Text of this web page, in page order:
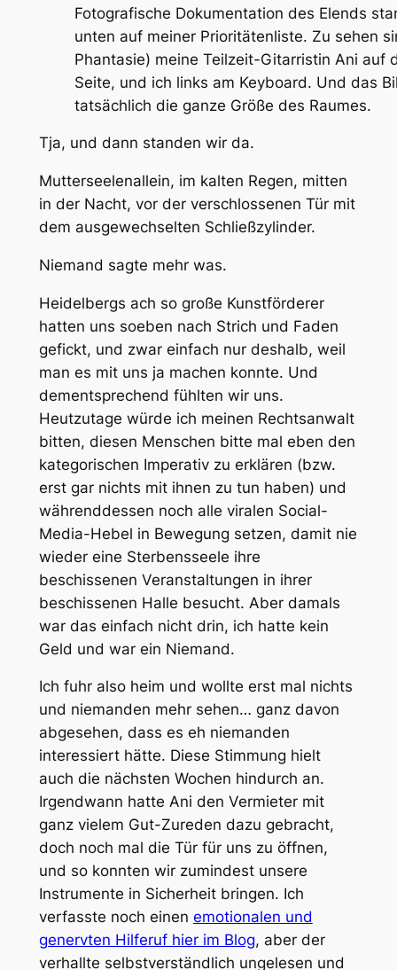
Fotografische Dokumentation des Elends
unten auf meiner Prioritätenliste. Zu sehen
Phantasie) meine Teilzeit-Gitarristin Ani auf
Seite, und ich links am Keyboard. Und das
tatsächlich die ganze Größe des Raumes.
Tja, und dann standen wir da.
Mutterseelenallein, im kalten Regen, mitten
in der Nacht, vor der verschlossenen Tür mit
dem ausgewechselten Schließzylinder.
Niemand sagte mehr was.
Heidelbergs ach so große Kunstförderer
hatten uns soeben nach Strich und Faden
gefickt, und zwar einfach nur deshalb, weil
man es mit uns ja machen konnte. Und
dementsprechend fühlten wir uns.
Heutzutage würde ich meinen Rechtsanwalt
bitten, diesen Menschen bitte mal eben den
kategorischen Imperativ zu erklären (bzw.
erst gar nichts mit ihnen zu tun haben) und
währenddessen noch alle viralen Social-
Media-Hebel in Bewegung setzen, damit nie
wieder eine Sterbensseele ihre
beschissenen Veranstaltungen in ihrer
beschissenen Halle besucht. Aber damals
war das einfach nicht drin, ich hatte kein
Geld und war ein Niemand.
Ich fuhr also heim und wollte erst mal nichts
und niemanden mehr sehen… ganz davon
abgesehen, dass es eh niemanden
interessiert hätte. Diese Stimmung hielt
auch die nächsten Wochen hindurch an.
Irgendwann hatte Ani den Vermieter mit
ganz vielem Gut-Zureden dazu gebracht,
doch noch mal die Tür für uns zu öffnen,
und so konnten wir zumindest unsere
Instrumente in Sicherheit bringen. Ich
verfasste noch einen emotionalen und
genervten Hilferuf hier im Blog, aber der
verhallte selbstverständlich ungelesen und